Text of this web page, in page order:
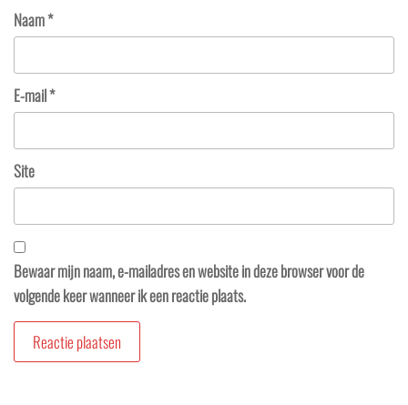
Naam*
E-mail*
Site
Bewaar mijn naam, e-mailadres en website in deze browser voor de
volgende keer wanneer ik een reactie plaats.